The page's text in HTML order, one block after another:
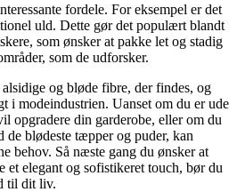
fordele. For eksempel er det
uld. Dette gør det populært blandt
som ønsker at pakke let og stadig
som de udforsker.
og bløde fibre, der findes, og
i modeindustrien. Uanset om du er ude
opgradere din garderobe, eller om du
de blødeste tæpper og puder, kan
behov. Så næste gang du ønsker at
et elegant og sofistikeret touch, bør du
til dit liv.